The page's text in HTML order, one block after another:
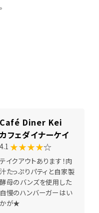
Café Diner Kei
カフェダイナーケイ
4.1 ★★★★☆
テイクアウトあります！肉
汁たっぷりパティと自家製
酵母のバンズを使用した
自慢のハンバーガーはい
かが★